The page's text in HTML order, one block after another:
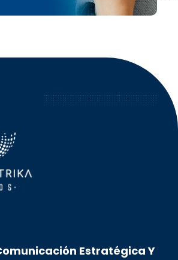
Estratégica Y